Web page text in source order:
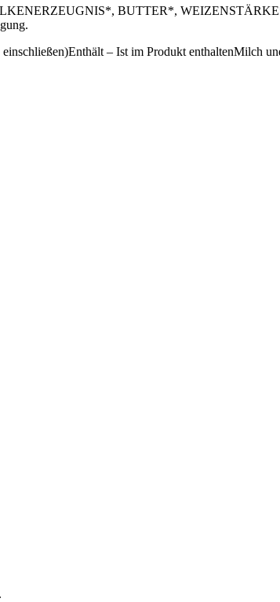
BUTTER*,
– Ist im Produkt enthaltenMilch